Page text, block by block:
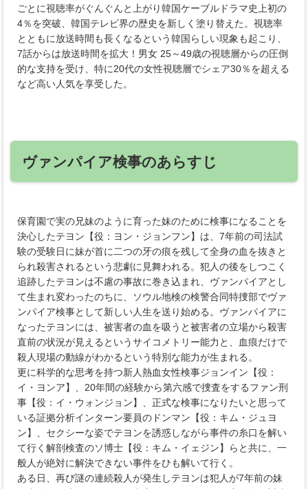
ごとに視聴率がぐんぐんと上がり韓国ケーブルドラマ史上初の
4％を突破、韓国テレビ界の歴史を新しく塗り替えた。視聴率
とともに放送時間も長くなるという韓国らしい現象も起こり、
7話からは放送時間を拡大！男女 25～49歳の視聴層からの圧倒
的な支持を受け、特に20代の女性視聴層でシェア30％を超える
など高い人気を享受した。
ヴァンパイア検事のあらすじ
保育園で実の兄妹のように育った妹のために検事になることを
決心したテヨン【役：ヨン・ジョンフン】は、7年前の司法試
験の受験日に妹が首に二つの牙の痕を残して全身の血を抜きと
られ殺害されるという悲劇に見舞われる。犯人の後をしつこく
追跡したテヨンは不慮の事故に巻き込まれ、ヴァンパイアとし
て生まれ変わったのちに、ソウル地検の検警合同特捜部でヴァ
ンパイア検事として新しい人生を送り始める。ヴァンパイアに
なったテヨンには、被害者の血を吸うと被害者の立場から殺害
直前の状況が見えるというサイコメトリー能力と、血痕だけで
殺人現場の動線がわかるという特別な能力が生まれる。
更に科学的な思考を持つ新人熱血女性検事ジョンイン【役：
イ・ヨンア】、20年間の経験から第六感で捜査をするファン刑
事【役：イ・ウォンジョン】、正式な検事になりたいと思って
いる証拠分析インターン要員のドンマン【役：キム・ジュヨ
ン】、セクシーな姿でテヨンを誘惑しながら事件の糸口を解い
て行く解剖検査のソ博士【役：キム・イェジン】らと共に、一
般人が絶対に解決できない事件をひも解いて行く。
ある日、再び謎の連続殺人が発生しテヨンは犯人が7年前の妹